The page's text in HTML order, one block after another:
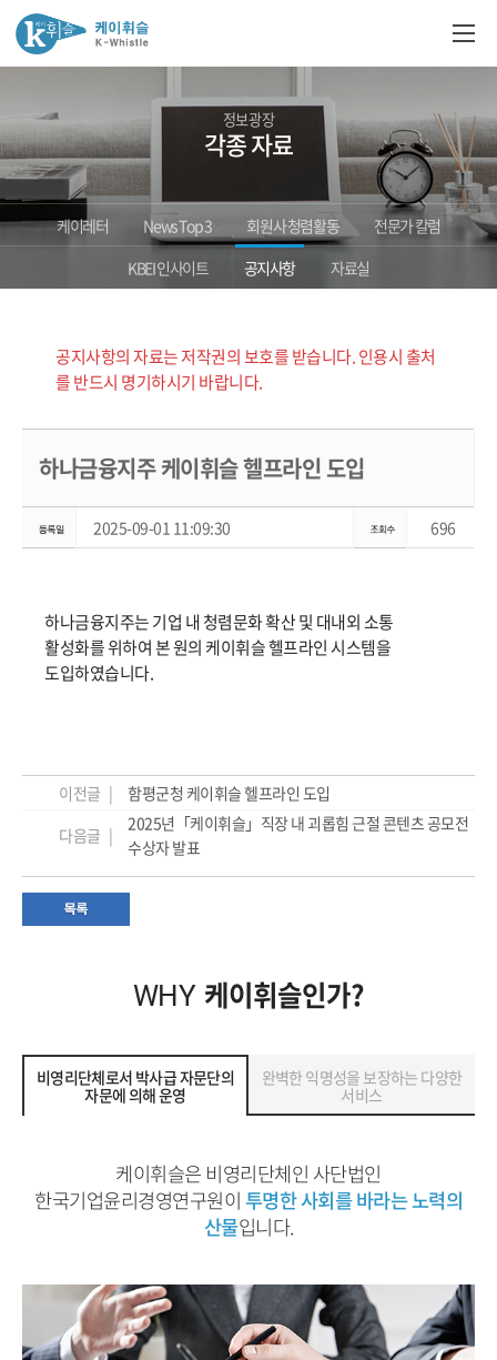
정보광장
각종 자료
케이레터 News Top 3 회원사 청렴활동
전문가 칼럼
KBEI 인사이트
공지사항 자료실
공지사항의 자료는 저작권의 보호를 받습니다. 인용시 출처
를 반드시 명기하시기 바랍니다.
하나금융지주 케이휘슬 헬프라인 도입
2025-09-01 11:09:30 696
하나금융지주는 기업 내 청렴문화 확산 및 대내외 소통
활성화를 위하여 본 원의 케이휘슬 헬프라인 시스템을
도입하였습니다.
이전글 |
함평군청 케이휘슬 헬프라인 도입
다음글 |
2025년「케이휘슬」직장 내 괴롭힘 근절 콘텐츠 공모전
수상자 발표
WHY 케이휘슬인가?
비영리단체로서 박사급 자문단의
자문에 의해 운영
완벽한 익명성을 보장하는 다양한
서비스
케이휘슬은 비영리단체인 사단법인
한국기업윤리경영연구원이투명한 사회를 바라는 노력의
산물입니다.